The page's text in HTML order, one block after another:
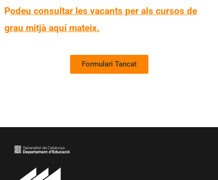
Podeu consultar les vacants per als cursos de
grau mitjà aquí mateix.
Formulari Tancat